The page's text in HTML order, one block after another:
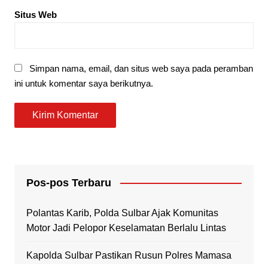
Situs Web
Simpan nama, email, dan situs web saya pada peramban
ini untuk komentar saya berikutnya.
Pos-pos Terbaru
Polantas Karib, Polda Sulbar Ajak Komunitas
Motor Jadi Pelopor Keselamatan Berlalu Lintas
Kapolda Sulbar Pastikan Rusun Polres Mamasa